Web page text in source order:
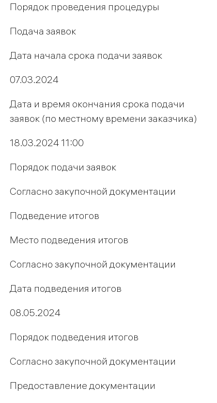
Порядок проведения процедуры
Подача заявок
Дата начала срока подачи заявок
07.03.2024
Дата и время окончания срока подачи
заявок (по местному времени заказчика)
18.03.2024 11:00
Порядок подачи заявок
Согласно закупочной документации
Подведение итогов
Место подведения итогов
Согласно закупочной документации
Дата подведения итогов
08.05.2024
Порядок подведения итогов
Согласно закупочной документации
Предоставление документации